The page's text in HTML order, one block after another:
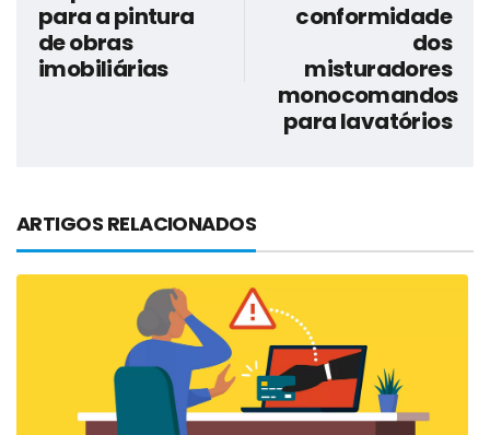
para a pintura
de obras
imobiliárias
conformidade
dos
misturadores
monocomandos
para lavatórios
ARTIGOS RELACIONADOS